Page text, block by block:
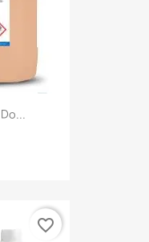
favorite_border